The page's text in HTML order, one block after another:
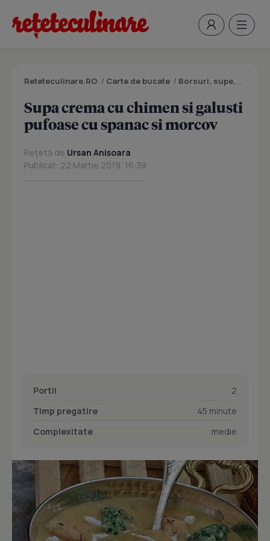
Reteteculinare.RO / Carte de bucate / Borsuri, supe, ciorbe
Supa crema cu chimen si galusti
pufoase cu spanac si morcov
Rețetă de Ursan Anisoara
Publicat: 22 Martie 2019, 16:39
Portii
2
Timp pregatire
45 minute
Complexitate
medie